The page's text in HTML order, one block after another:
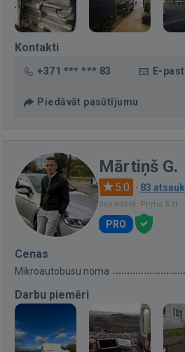
Kontakti
+371 *** *** 83 E-
Piedāvāt pasūtījumu
Mārtiņš G.
5.0 · 83
Bija vietnē: Pirms 5 st.
PRO
Cenas
Mikroautobusu noma
Darbu piemēri